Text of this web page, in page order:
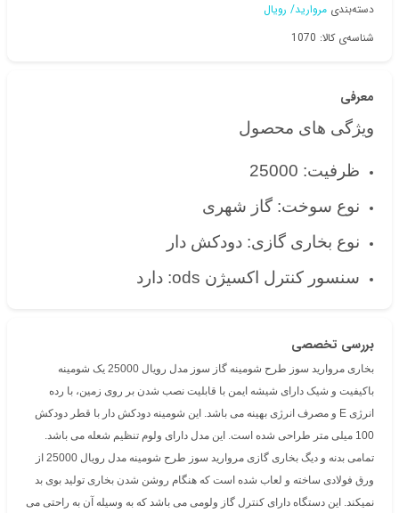
دسته‌بندی مروارید/ رویال
شناسه‌ی کالا: 1070
معرفی
ویژگی های محصول
ظرفیت: 25000
نوع سوخت: گاز شهری
نوع بخاری گازی: دودکش دار
سنسور کنترل اکسیژن ods: دارد
بررسی تخصصی
بخاری مروارید سوز طرح شومینه گاز سوز مدل رویال 25000 یک شومینه
باکیفیت و شیک دارای شیشه ایمن با قابلیت نصب شدن بر روی زمین، با رده
انرژی E و مصرف انرژی بهینه می باشد. این شومینه دودکش دار با قطر دودکش
100 میلی متر طراحی شده است. این مدل دارای ولوم تنظیم شعله می باشد.
تمامی بدنه و دیگ بخاری گازی مروارید سوز طرح شومینه مدل رویال 25000 از
ورق فولادی ساخته و لعاب شده است که هنگام روشن شدن بخاری تولید بوی بد
نمیکند. این دستگاه دارای کنترل گاز ولومی می باشد که به وسیله آن به راحتی می